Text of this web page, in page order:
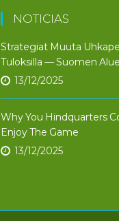
NOTICIAS
Strategiat Muuta
Tuloksilla — Suomen
13/12/2025
Why You Hindquarters
Enjoy The Game
13/12/2025